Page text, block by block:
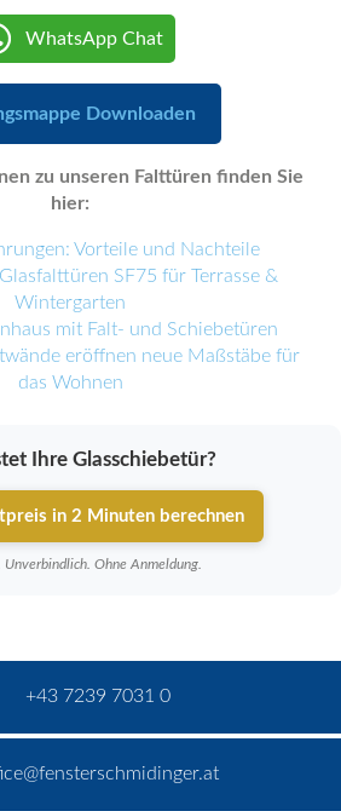
WhatsApp Chat
Downloaden
zu unseren Falttüren finden Sie
hier:
Vorteile und Nachteile
SF75 für Terrasse &
Wintergarten
mit Falt- und Schiebetüren
eröffnen neue Maßstäbe für
das Wohnen
Ihre Glasschiebetür?
in 2 Minuten berechnen
Unverbindlich. Ohne Anmeldung.
+43 7239 7031 0